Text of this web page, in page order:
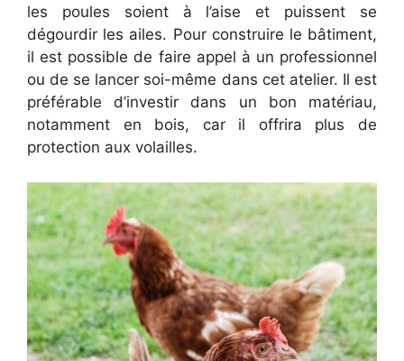
les poules soient à l’aise et puissent se
dégourdir les ailes. Pour construire le bâtiment,
il est possible de faire appel à un professionnel
ou de se lancer soi-même dans cet atelier. Il est
préférable d’investir dans un bon matériau,
notamment en bois, car il offrira plus de
protection aux volailles.